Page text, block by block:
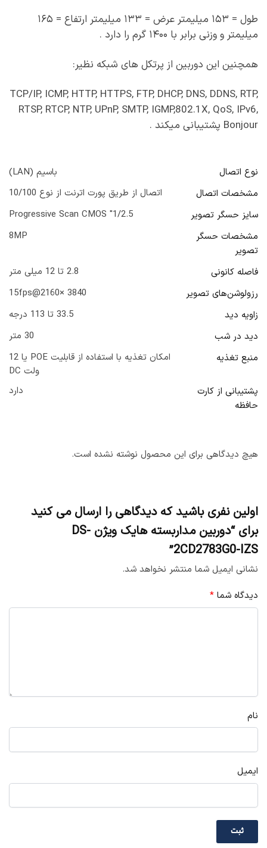
طول = ۱۵۳ میلیمتر عرض = ۱۳۳ میلیمتر ارتفاع = ۱۶۵
میلیمتر و وزنی برابر با ۱۴۰۰ گرم را دارد .
همچنین این دوربین از پرتکل های شبکه نظیر:
TCP/IP, ICMP, HTTP, HTTPS, FTP, DHCP, DNS, DDNS, RTP,
RTSP, RTCP, NTP, UPnP, SMTP, IGMP,802.1X, QoS, IPv6,
Bonjour پشتیبانی میکند .
نوع اتصال
باسيم (LAN)
مشخصات اتصال
اتصال از طریق پورت اترنت از نوع 10/100
سايز حسگر تصوير
1/2.5" Progressive Scan CMOS
مشخصات حسگر
تصویر
8MP
فاصله کانونی
2.8 تا 12 میلی متر
رزولوشن‌های تصویر
3840 ×2160@15fps
زاویه دید
33.5 تا 113 درجه
دید در شب
30 متر
منبع تغذیه
امکان تغذیه با استفاده از قابلیت POE یا 12
ولت DC
پشتیبانی از کارت
حافظه
دارد
هیچ دیدگاهی برای این محصول نوشته نشده است.
اولین نفری باشید که دیدگاهی را ارسال می کنید
برای “دوربین مداربسته هایک ویژن DS-
2CD2783G0-IZS”
نشانی ایمیل شما منتشر نخواهد شد.
دیدگاه شما *
نام
ایمیل